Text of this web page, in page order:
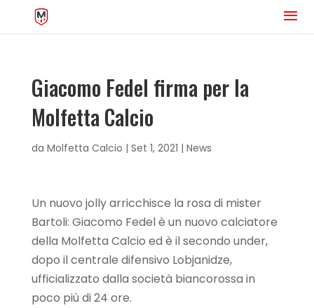
Giacomo Fedel firma per la
Molfetta Calcio
da Molfetta Calcio | Set 1, 2021 | News
Un nuovo jolly arricchisce la rosa di mister
Bartoli: Giacomo Fedel è un nuovo calciatore
della Molfetta Calcio ed è il secondo under,
dopo il centrale difensivo Lobjanidze,
ufficializzato dalla società biancorossa in
poco più di 24 ore.